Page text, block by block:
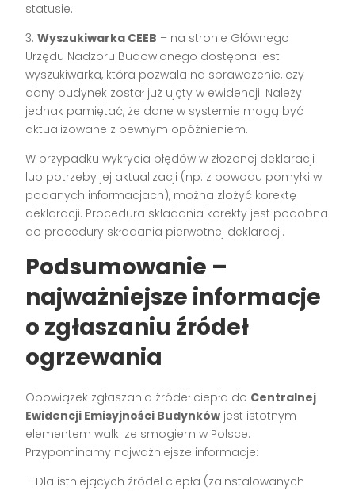
statusie.
3.Wyszukiwarka CEEB – na stronie Głównego
Urzędu Nadzoru Budowlanego dostępna jest
wyszukiwarka, która pozwala na sprawdzenie, czy
dany budynek został już ujęty w ewidencji. Należy
jednak pamiętać, że dane w systemie mogą być
aktualizowane z pewnym opóźnieniem.
W przypadku wykrycia błędów w złożonej deklaracji
lub potrzeby jej aktualizacji (np. z powodu pomyłki w
podanych informacjach), można złożyć korektę
deklaracji. Procedura składania korekty jest podobna
do procedury składania pierwotnej deklaracji.
Podsumowanie –
najważniejsze informacje
o zgłaszaniu źródeł
ogrzewania
Obowiązek zgłaszania źródeł ciepła do Centralnej
Ewidencji Emisyjności Budynków jest istotnym
elementem walki ze smogiem w Polsce.
Przypominamy najważniejsze informacje:
– Dla istniejących źródeł ciepła (zainstalowanych